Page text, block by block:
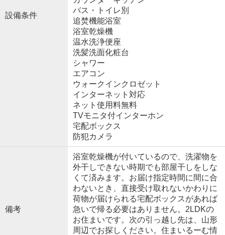
設備条件
バス・トイレ別
追焚機能浴室
浴室乾燥機
温水洗浄便座
洗髪洗面化粧台
シャワー
エアコン
ウォークインクロゼット
インターネット対応
ネット使用料無料
TVモニタ付インターホン
宅配ボックス
防犯カメラ
備考
浴室乾燥機が付いているので、洗濯物を
外干しできない時期でも部屋干しをしな
くて済みます。お届け指定時間に間に合
わないとき、直接受け取れないかわりに
荷物が届けられる宅配ボックスがあれば
急いで帰る必要はありません。2LDKの
お住まいです。次の引っ越し先は、山形
周辺でお探しください。住まいるーむ情